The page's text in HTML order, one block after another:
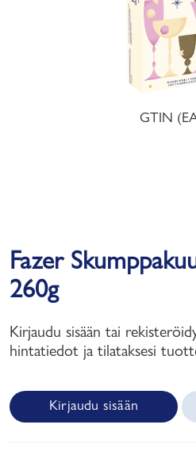
GTIN
Fazer
260g
Kirjaudu sisään tai
hintatiedot ja tilataksesi
Kirjaudu sisään